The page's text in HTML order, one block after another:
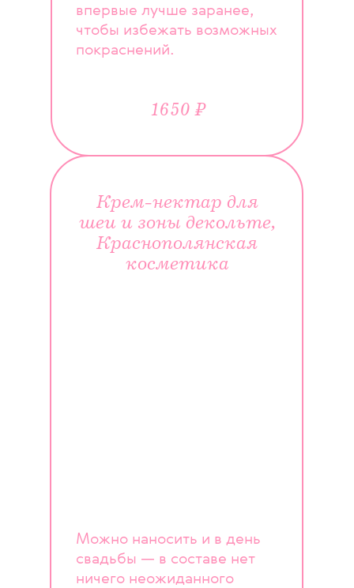
впервые лучше заранее,
чтобы избежать возможных
покраснений.
1650 ₽
Крем-нектар для
шеи и зоны декольте,
Краснополянская
косметика
Можно наносить и в день
свадьбы — в составе нет
ничего неожиданного